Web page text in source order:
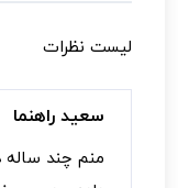
لیست نظرات
سعید راهنما
منم چند